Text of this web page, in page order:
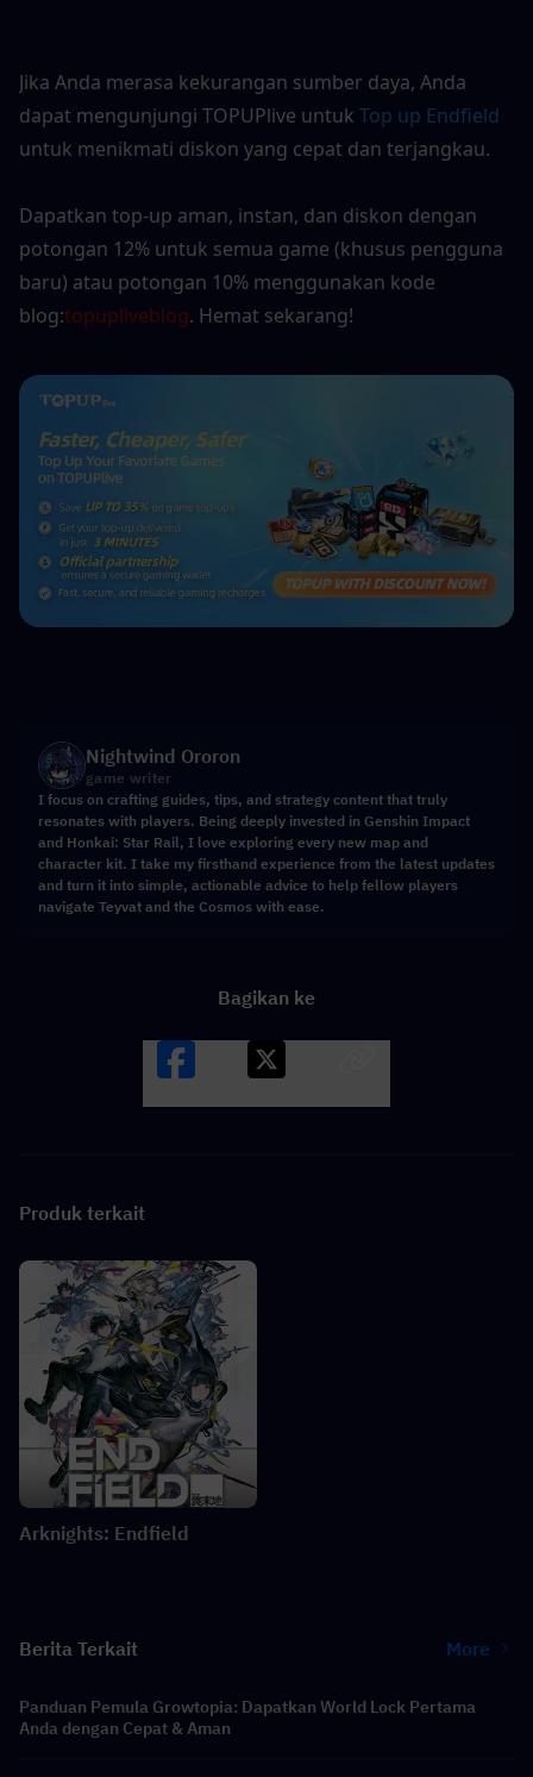
Jika Anda merasa kekurangan sumber daya, Anda
dapat mengunjungi TOPUPlive untuk Top up Endfield
untuk menikmati diskon yang cepat dan terjangkau.
Dapatkan top-up aman, instan, dan diskon dengan
potongan 12% untuk semua game (khusus pengguna
baru) atau potongan 10% menggunakan kode
blog:topupliveblog. Hemat sekarang!
Nightwind Ororon
game writer
I focus on crafting guides, tips, and strategy content that truly
resonates with players. Being deeply invested in Genshin Impact
and Honkai: Star Rail, I love exploring every new map and
character kit. I take my firsthand experience from the latest updates
and turn it into simple, actionable advice to help fellow players
navigate Teyvat and the Cosmos with ease.
Bagikan ke
Produk terkait
Arknights: Endfield
Berita Terkait More
Panduan Pemula Growtopia: Dapatkan World Lock Pertama
Anda dengan Cepat & Aman